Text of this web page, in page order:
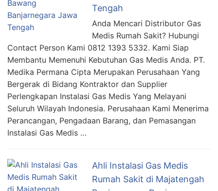
Tengah
Anda Mencari Distributor Gas
Medis Rumah Sakit? Hubungi
Contact Person Kami 0812 1393 5332. Kami Siap
Membantu Memenuhi Kebutuhan Gas Medis Anda. PT.
Medika Permana Cipta Merupakan Perusahaan Yang
Bergerak di Bidang Kontraktor dan Supplier
Perlengkapan Instalasi Gas Medis Yang Melayani
Seluruh Wilayah Indonesia. Perusahaan Kami Menerima
Perancangan, Pengadaan Barang, dan Pemasangan
Instalasi Gas Medis …
Ahli Instalasi Gas Medis
Rumah Sakit di Majatengah